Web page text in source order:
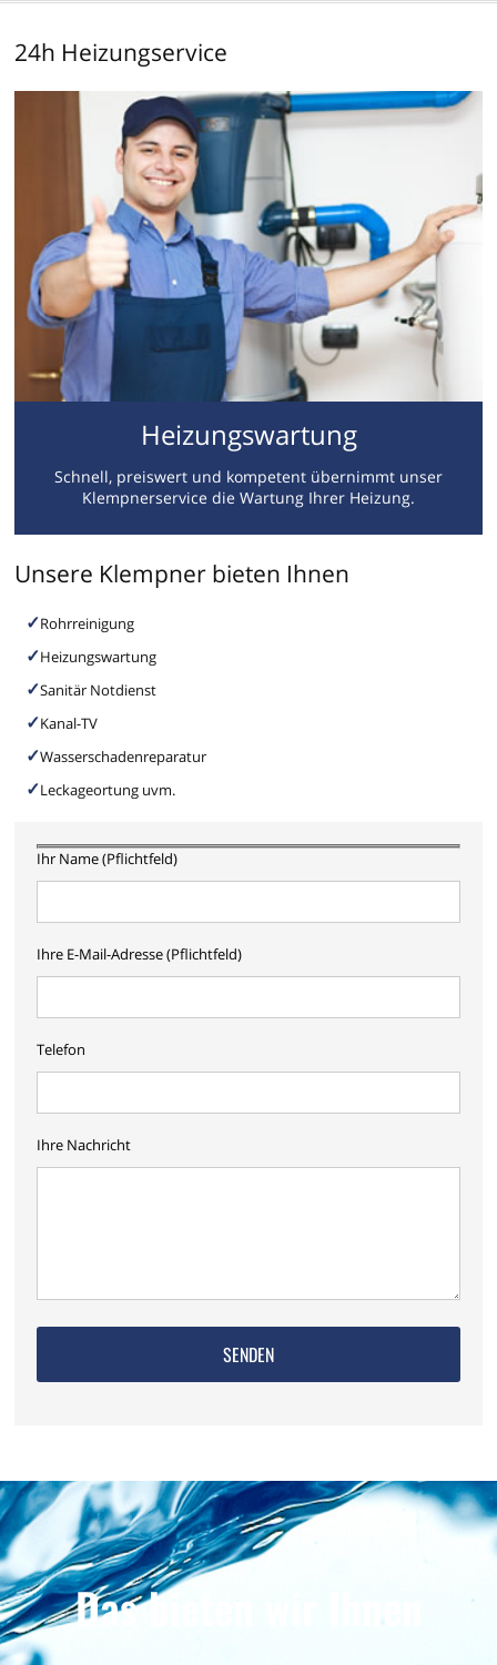
24h Heizungservice
Heizungswartung
Schnell, preiswert und kompetent übernimmt unser
Klempnerservice die Wartung Ihrer Heizung.
Unsere Klempner bieten Ihnen
Rohrreinigung
Heizungswartung
Sanitär Notdienst
Kanal-TV
Wasserschadenreparatur
Leckageortung uvm.
Ihr Name (Pflichtfeld)
Ihre E-Mail-Adresse (Pflichtfeld)
Telefon
Ihre Nachricht
Das bieten wir Ihnen